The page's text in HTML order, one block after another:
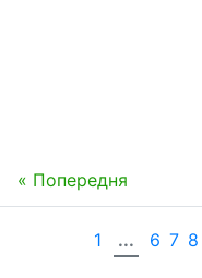
« Попередня
1 ... 6 7 8